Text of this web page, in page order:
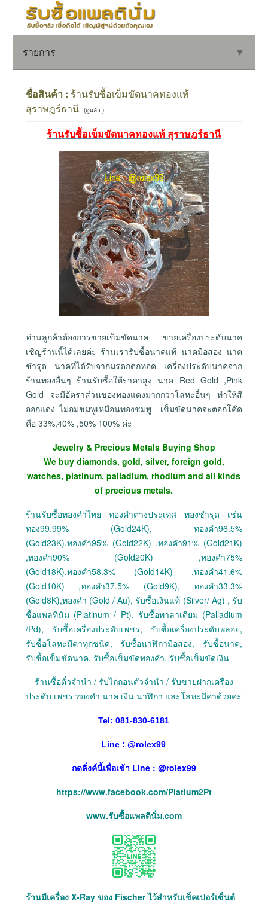
รายการ ▼
ชื่อสินค้า : ร้านรับซื้อเข็มขัดนาคทองแท้
สุราษฎร์ธานี
(ดูแล้ว )
ร้านรับซื้อเข็มขัดนาคทองแท้ สุราษฎร์ธานี
ท่านลูกค้าต้องการขายเข็มขัดนาค ขายเครื่องประดับนาค
เชิญร้านนี้ได้เลยค่ะ ร้านเรารับซื้อนาคแท้ นาคมือสอง นาค
ชำรุด นาคที่ได้รับจากมรดกตกทอด เครื่องประดับนาคจาก
ร้านทองอื่นๆ ร้านรับซื้อให้ราคาสูง นาค Red Gold ,Pink
Gold จะมีอัตราส่วนของทองแดงมากกว่าโลหะอื่นๆ ทำให้สี
ออกแดง ไม่อมชมพูเหมือนทองชมพู เข็มขัดนาคจะตอกโค๊ด
คือ 33%,40% ,50% 100% ค่ะ
Jewelry & Precious Metals Buying Shop
We buy diamonds, gold, silver, foreign gold,
watches, platinum, palladium, rhodium and all kinds
of precious metals.
ร้านรับซื้อทองคำไทย ทองคำต่างประเทศ ทองชำรุด เช่น
ทอง99.99% (Gold24K), ทองคำ96.5%
(Gold23K),ทองคำ95% (Gold22K) ,ทองคำ91% (Gold21K)
,ทองคำ90% (Gold20K) ,ทองคำ75%
(Gold18K),ทองคำ58.3% (Gold14K) ,ทองคำ41.6%
(Gold10K) ,ทองคำ37.5% (Gold9K), ทองคำ33.3%
(Gold8K),ทองคำ (Gold / Au), รับซื้อเงินแท้ (Silver/ Ag) , รับ
ซื้อแพลทินัม (Platinum / Pt), รับซื้อพาลาเดียม (Palladium
/Pd), รับซื้อเครื่องประดับเพชร, รับซื้อเครื่องประดับพลอย,
รับซื้อโลหะมีค่าทุกชนิด, รับซื้อนาฬิกามือสอง, รับซื้อนาค,
รับซื้อเข็มขัดนาค, รับซื้อเข็มขัดทองคำ, รับซื้อเข็มขัดเงิน
ร้านซื้อตั๋วจำนำ / รับไถ่ถอนตั๋วจำนำ / รับขายฝากเครื่อง
ประดับ เพชร ทองคำ นาค เงิน นาฬิกา และโลหะมีค่าด้วยค่ะ
Tel: 081-830-6181
Line : @rolex99
กดลิ่งค์นี้เพื่อเข้า Line : @rolex99
https://www.facebook.com/Platium2Pt
www.รับซื้อแพลตินั่ม.com
ร้านมีเครื่อง X-Ray ของ Fischer ไว้สำหรับเช็คเปอร์เซ็นต์